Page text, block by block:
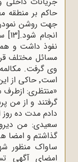
حاکم بر منطقه
جهت روشن
انجام شود.[13]
نفوذ داشت و
مسائل مختلف
وی گرفت.
است٬ حاکی از این مطلب می‌‌باشد
»منتظری: ازطرف
گرفتند و از من
دادم مدت ده
گذاشتم و امضا
ساواک منظور
امضای آگهی